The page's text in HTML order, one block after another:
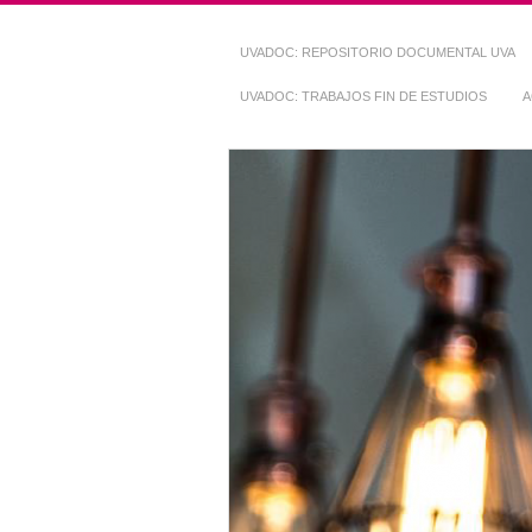
UVADOC: REPOSITORIO DOCUMENTAL UVA
UVADOC: TRABAJOS FIN DE ESTUDIOS
Repositorio
~ UVaDOC